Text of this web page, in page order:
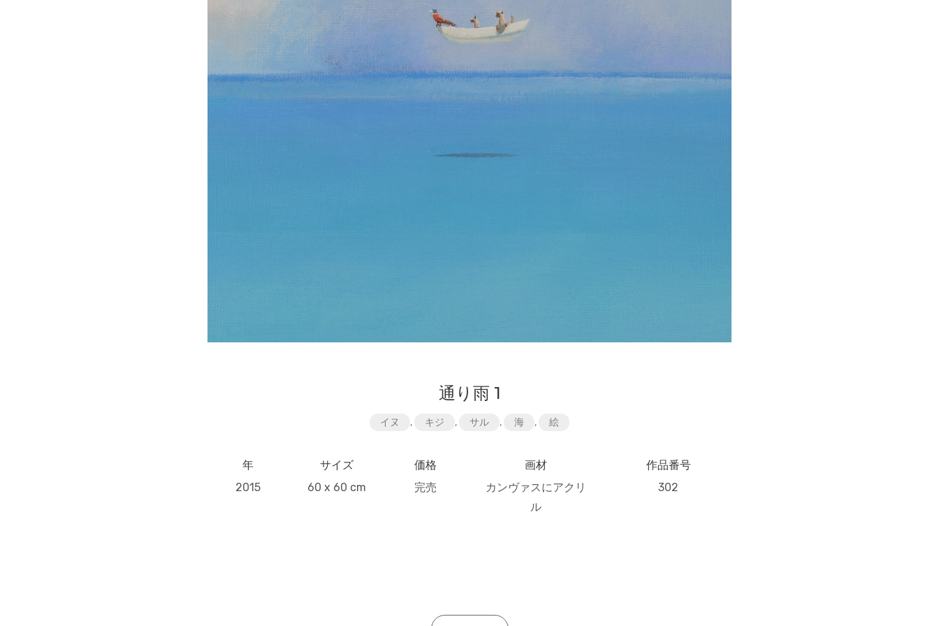
通り雨 1
イヌ , キジ , サル , 海 , 絵
年
2015
サイズ
60 x 60 cm
価格
完売
画材
カンヴァスにアクリ
ル
作品番号
302